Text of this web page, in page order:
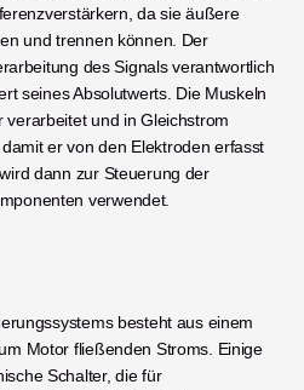
da sie äußere
und trennen können. Der
des Signals verantwortlich
seines Absolutwerts. Die Muskeln
und in Gleichstrom
er von den Elektroden erfasst
dann zur Steuerung der
verwendet.
besteht aus einem
Motor fließenden Stroms. Einige
Schalter, die für